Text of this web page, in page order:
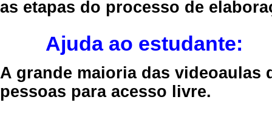
as etapas do processo de
Ajuda ao estudante:
A grande maioria das videoaulas
pessoas para acesso livre.